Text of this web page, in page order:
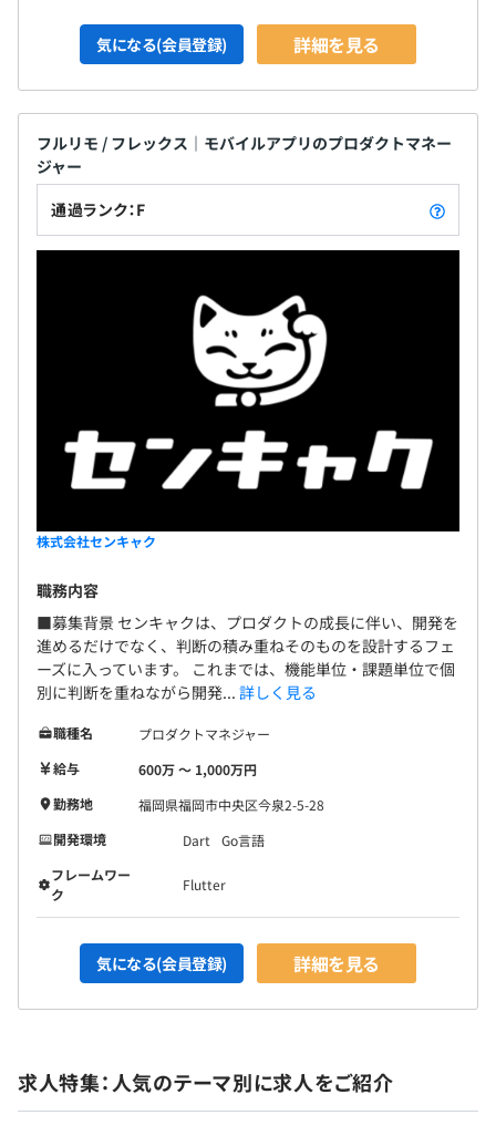
気になる(会員登録) 詳細を見る
フルリモ / フレックス｜モバイルアプリのプロダクトマネー
ジャー
通過ランク：F
株式会社センキャク
職務内容
■募集背景 センキャクは、プロダクトの成長に伴い、開発を
進めるだけでなく、判断の積み重ねそのものを設計するフェ
ーズに入っています。 これまでは、機能単位・課題単位で個
別に判断を重ねながら開発... 詳しく見る
職種名
プロダクトマネジャー
給与
600万 〜 1,000万円
勤務地
福岡県福岡市中央区今泉2-5-28
開発環境
Dart
Go言語
フレームワー
ク
Flutter
気になる(会員登録) 詳細を見る
求人特集：人気のテーマ別に求人をご紹介